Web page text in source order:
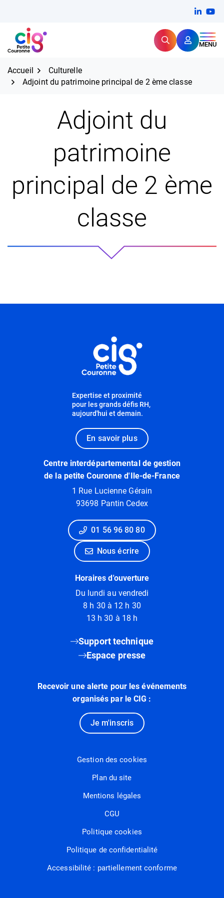
contenu
CIG Petite Couronne RechercherMENU
Expertise et proximité pour
Accueil
Culturelle
Adjoint du patrimoine principal de 2 ème classe
Adjoint du
patrimoine
principal de 2 ème
classe
Expertise et proximité
pour les grands défis RH,
aujourd'hui et demain.
En savoir plus
Centre interdépartemental de gestion
de la petite Couronne d'Ile-de-France
1 Rue Lucienne Gérain
93698 Pantin Cedex
01 56 96 80 80
Nous écrire
Horaires d'ouverture
Du lundi au vendredi
8 h 30 à 12 h 30
13 h 30 à 18 h
Support technique
Espace presse
Recevoir une alerte pour les événements
organisés par le CIG :
Je m'inscris
Gestion des cookies
Plan du site
Mentions légales
CGU
Politique cookies
Politique de confidentialité
Accessibilité : partiellement conforme